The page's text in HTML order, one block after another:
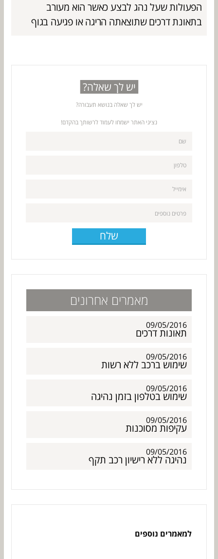
הפעולות שעל נהג לבצע כאשר הוא מעורב
בתאונת דרכים שתוצאתה הריגה או פגיעה בגוף
יש לך שאלה?
יש לך שאלה בנושא תעבורה?
נציגי האתר ישמחו לעמוד לרשותך בהקדם!
שלח
מאמרים אחרונים
09/05/2016
תאונות דרכים
09/05/2016
שימוש ברכב ללא רשות
09/05/2016
שימוש בטלפון בזמן נהיגה
09/05/2016
עקיפות מסוכנות
09/05/2016
נהיגה ללא רישיון רכב תקף
למאמרים נוספים